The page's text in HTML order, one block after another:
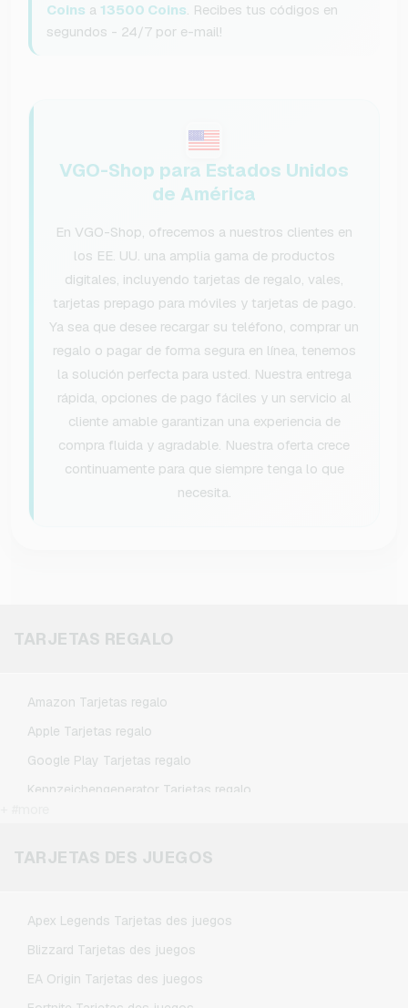
Coins a 13500 Coins. Recibes tus códigos en
segundos - 24/7 por e-mail!
VGO-Shop para Estados Unidos
de América
En VGO-Shop, ofrecemos a nuestros clientes en
los EE. UU. una amplia gama de productos
digitales, incluyendo tarjetas de regalo, vales,
tarjetas prepago para móviles y tarjetas de pago.
Ya sea que desee recargar su teléfono, comprar un
regalo o pagar de forma segura en línea, tenemos
la solución perfecta para usted. Nuestra entrega
rápida, opciones de pago fáciles y un servicio al
cliente amable garantizan una experiencia de
compra fluida y agradable. Nuestra oferta crece
continuamente para que siempre tenga lo que
necesita.
TARJETAS REGALO
Amazon Tarjetas regalo
Apple Tarjetas regalo
Google Play Tarjetas regalo
Kennzeichengenerator Tarjetas regalo
Netflix Tarjetas regalo
TARJETAS DES JUEGOS
Apex Legends Tarjetas des juegos
Blizzard Tarjetas des juegos
EA Origin Tarjetas des juegos